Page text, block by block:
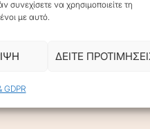
να χρησιμοποιείτε τη
με αυτό.
ΔΕΙΤΕ
GDPR